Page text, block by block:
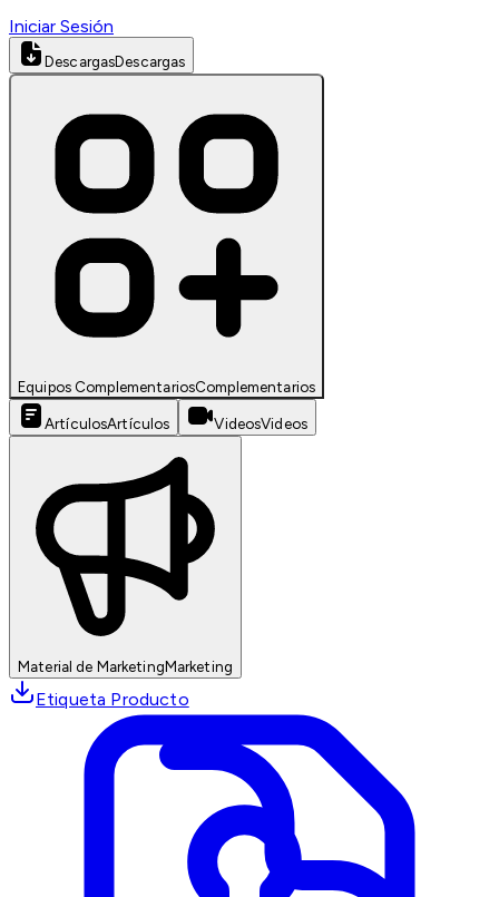
Iniciar Sesión
DescargasDescargas
Equipos ComplementariosComplementarios
ArtículosArtículos VideosVideos
Material de MarketingMarketing
Etiqueta Producto